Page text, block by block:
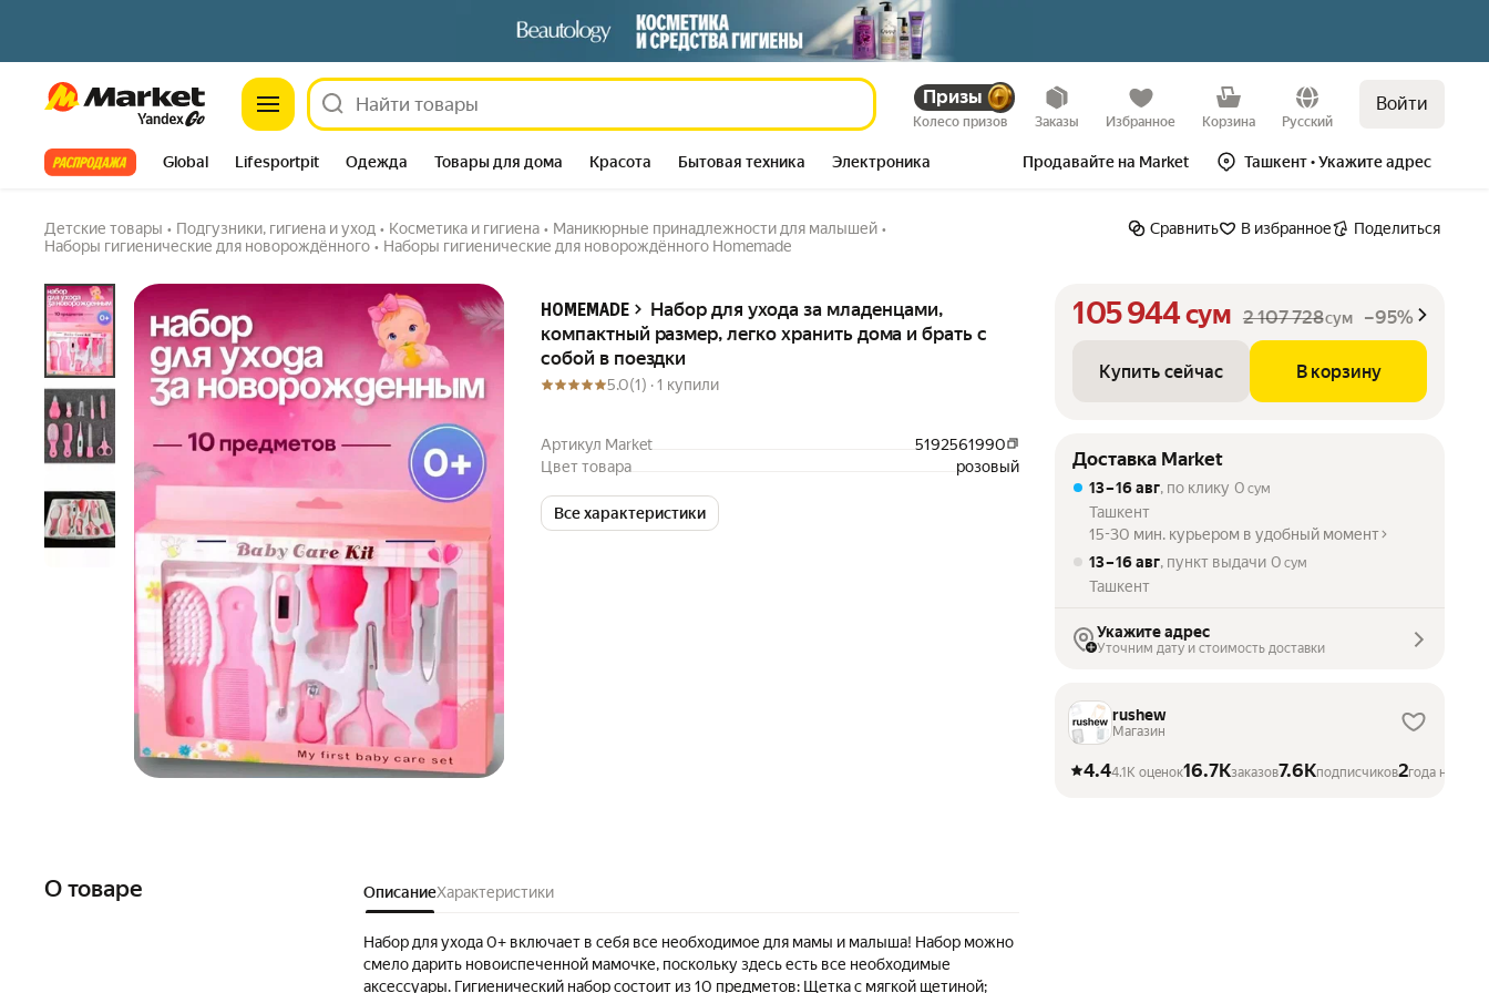
Market Призы
Колесо призов Заказы Избранное Корзина Русский
Войти
Все хиты Global Lifesportpit Одежда Товары для дома Красота Бытовая техника Электроника Продавайте на Market Ташкент• Укажите адрес
Детские товары • Подгузники, гигиена и уход • Косметика и гигиена • Маникюрные принадлежности для малышей •
Наборы гигиенические для новорождённого • Наборы гигиенические для новорождённого Homemade
Сравнить В избранное Поделиться
HOMEMADE
Набор для ухода за младенцами,
компактный размер, легко хранить дома и брать с
собой в поездки
5.0(1) ·1 купили
Артикул Market
5192561990
Цвет товара
розовый
Все характеристики
105 944сум 2 107 728сум –95%
Купить сейчас В корзину
Набор для ухода за младенцами, компактный размер, легко
хранить дома и брать с собой в поездки
1 купили Задать вопрос
2 107 728сум –95% Купить сейчас В корзину
Доставка Market
13 – 16 авг, по клику 0 сум
Ташкент
15-30 мин. курьером в удобный момент
13 – 16 авг, пункт выдачи 0 сум
Ташкент
Укажите адрес
Уточним дату и стоимость доставки
rushew
Магазин
4.44.1K оценок16.7Kзаказов7.6Kподписчиков2года на
О товаре ОписаниеХарактеристики
Набор для ухода 0+ включает в себя все необходимое для мамы и малыша! Набор можно
смело дарить новоиспеченной мамочке, поскольку здесь есть все необходимые
аксессуары. Гигиенический набор состоит из 10 предметов: Щетка с мягкой щетиной;